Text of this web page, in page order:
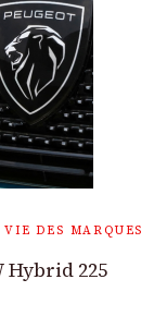
VIE DES MARQUES
Hybrid 225